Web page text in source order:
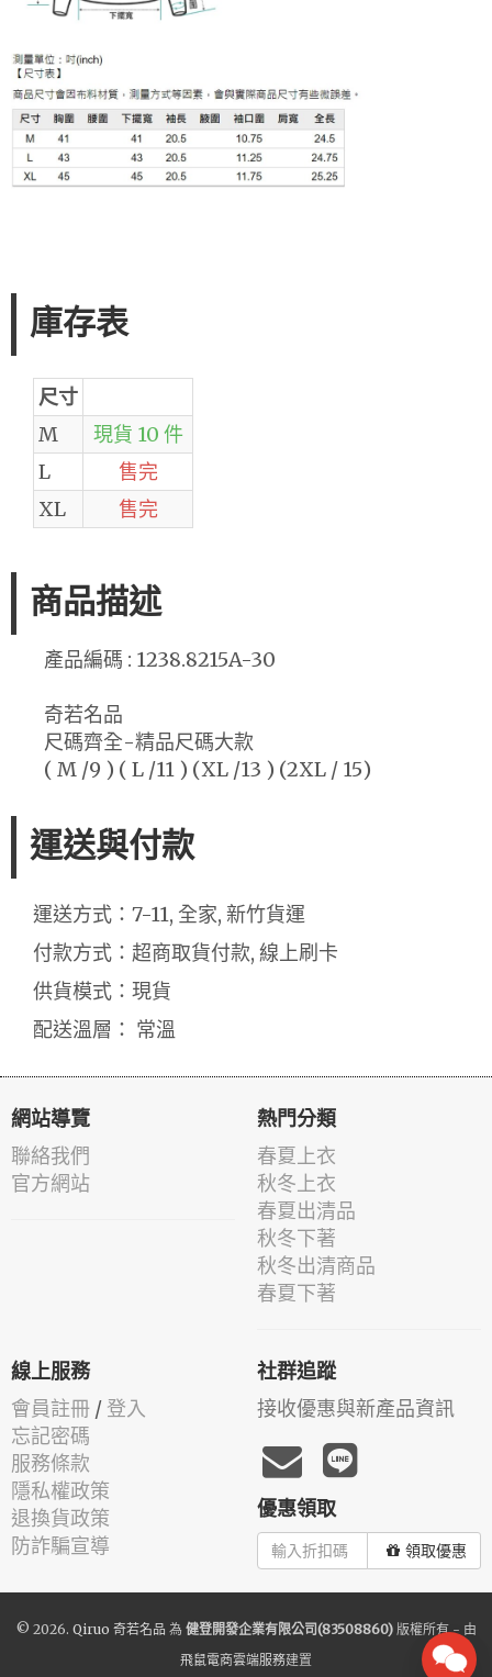
庫存表
尺寸
M
現貨 10 件
L
售完
XL
售完
商品描述
產品編碼 : 1238.8215A-30
奇若名品
尺碼齊全-精品尺碼大款
( M /9 ) ( L /11 ) (XL /13 ) (2XL / 15)
運送與付款
運送方式：7-11, 全家, 新竹貨運
付款方式：超商取貨付款, 線上刷卡
供貨模式：現貨
配送溫層： 常溫
網站導覽
聯絡我們
官方網站
熱門分類
春夏上衣
秋冬上衣
春夏出清品
秋冬下著
秋冬出清商品
春夏下著
線上服務
會員註冊 / 登入
忘記密碼
服務條款
隱私權政策
退換貨政策
防詐騙宣導
社群追蹤
接收優惠與新產品資訊
優惠領取
領取優惠
© 2026. Qiruo 奇若名品 為 健登開發企業有限公司(83508860)版權所有 - 由
飛鼠電商雲端服務建置